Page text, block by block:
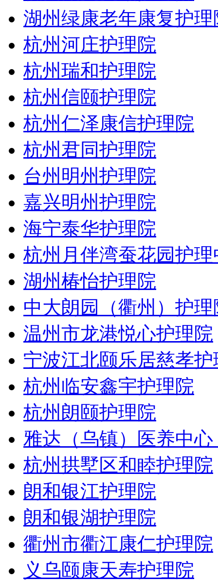
湖州绿康老年康复护理
杭州河庄护理院
杭州瑞和护理院
杭州信颐护理院
杭州仁泽康信护理院
杭州君同护理院
台州明州护理院
嘉兴明州护理院
海宁泰华护理院
杭州月伴湾蚕花园护理
湖州椿怡护理院
中大朗园（衢州）护理
温州市龙港悦心护理院
宁波江北颐乐居慈孝护
杭州临安鑫宇护理院
杭州朗颐护理院
雅达（乌镇）医养中
杭州拱墅区和睦护理院
朗和银江护理院
朗和银湖护理院
衢州市衢江康仁护理院
义乌颐康天寿护理院